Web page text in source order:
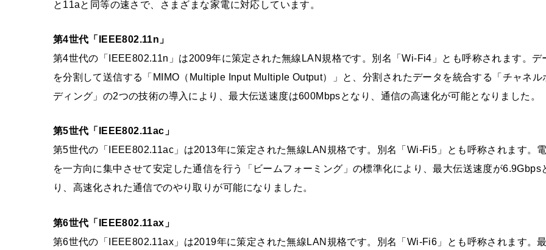
と11aと同等の速さで、さまざまな家電に対応しています。
第4世代「IEEE802.11n」
第4世代の「IEEE802.11n」は2009年に策定された無線LAN規格です。別名「Wi-Fi4」とも呼称されます。デ
を分割して送信する「MIMO（Multiple Input Multiple Output）」と、分割されたデータを統合する「チャネル
ディング」の2つの技術の導入により、最大伝送速度は600Mbpsとなり、通信の高速化が可能となりました。
第5世代「IEEE802.11ac」
第5世代の「IEEE802.11ac」は2013年に策定された無線LAN規格です。別名「Wi-Fi5」とも呼称されます。
を一方向に集中させて安定した通信を行う「ビームフォーミング」の標準化により、最大伝送速度が6.9Gbps
り、高速化された通信でのやり取りが可能になりました。
第6世代「IEEE802.11ax」
第6世代の「IEEE802.11ax」は2019年に策定された無線LAN規格です。別名「Wi-Fi6」とも呼称されます。